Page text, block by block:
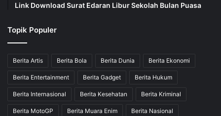
Link Download Surat Edaran Libur Sekolah Bulan Puasa
Topik Populer
Berita Artis Berita Bola Berita Dunia Berita Ekonomi
Berita Entertainment Berita Gadget Berita Hukum
Berita Internasional Berita Kesehatan Berita Kriminal
Berita MotoGP Berita Muara Enim Berita Nasional